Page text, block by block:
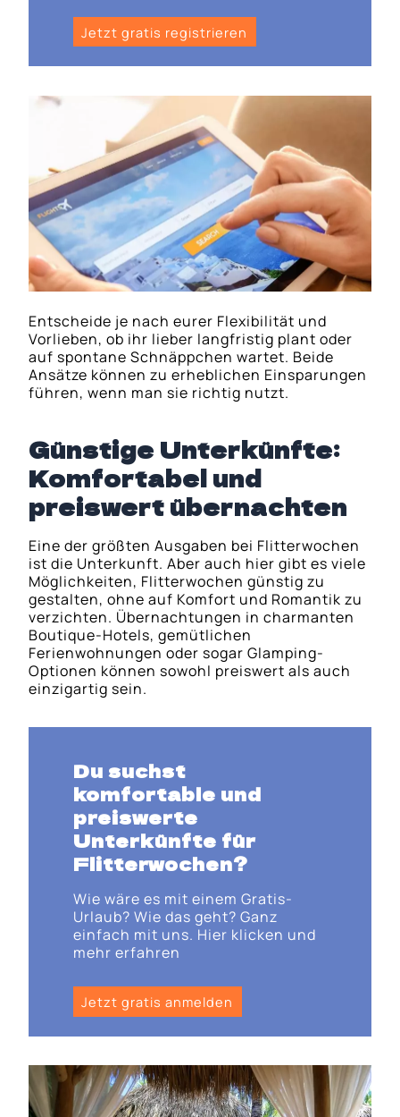
Jetzt gratis registrieren
Entscheide je nach eurer Flexibilität und
Vorlieben, ob ihr lieber langfristig plant oder
auf spontane Schnäppchen wartet. Beide
Ansätze können zu erheblichen Einsparungen
führen, wenn man sie richtig nutzt.
Günstige Unterkünfte:
Komfortabel und
preiswert übernachten
Eine der größten Ausgaben bei Flitterwochen
ist die Unterkunft. Aber auch hier gibt es viele
Möglichkeiten, Flitterwochen günstig zu
gestalten, ohne auf Komfort und Romantik zu
verzichten. Übernachtungen in charmanten
Boutique-Hotels, gemütlichen
Ferienwohnungen oder sogar Glamping-
Optionen können sowohl preiswert als auch
einzigartig sein.
Du suchst
komfortable und
preiswerte
Unterkünfte für
Flitterwochen?
Wie wäre es mit einem Gratis-
Urlaub? Wie das geht? Ganz
einfach mit uns. Hier klicken und
mehr erfahren
Jetzt gratis anmelden